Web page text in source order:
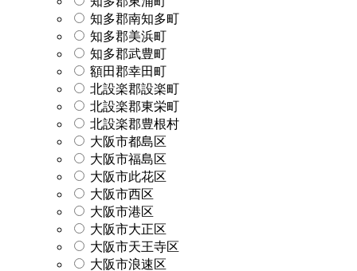
知多郡南知多町
知多郡美浜町
知多郡武豊町
額田郡幸田町
北設楽郡設楽町
北設楽郡東栄町
北設楽郡豊根村
大阪市都島区
大阪市福島区
大阪市此花区
大阪市西区
大阪市港区
大阪市大正区
大阪市天王寺区
大阪市浪速区